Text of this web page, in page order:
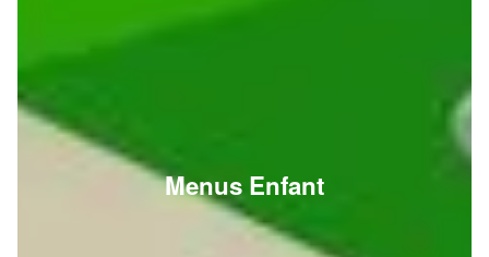
Menus Enfant